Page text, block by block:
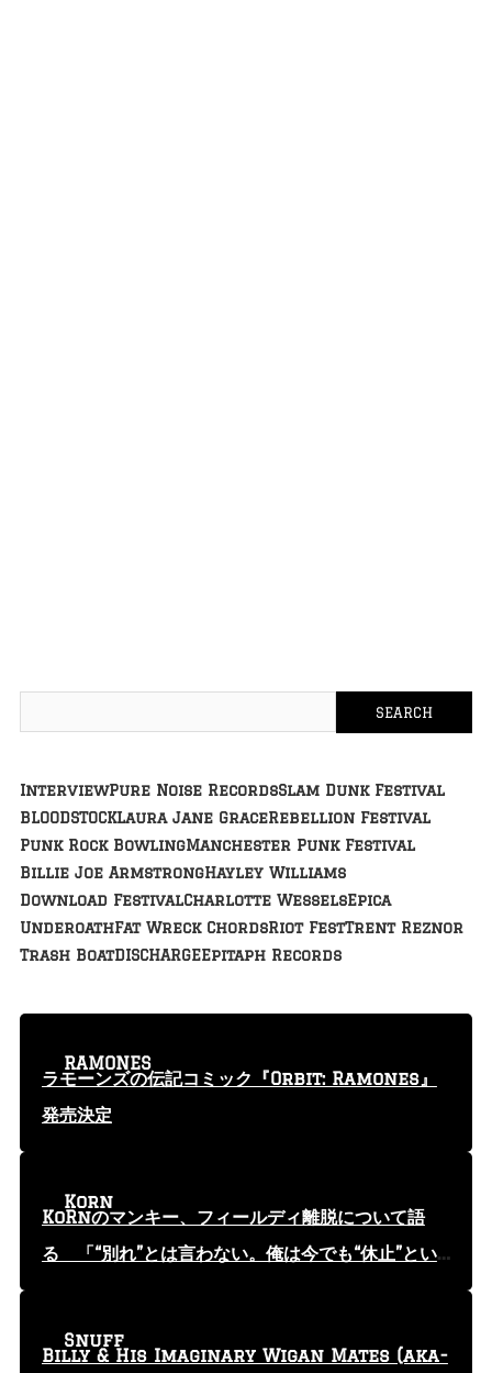
InterviewPure Noise RecordsSlam Dunk Festival
BLOODSTOCKLaura Jane GraceRebellion Festival
Punk Rock BowlingManchester Punk Festival
Billie Joe ArmstrongHayley Williams
Download FestivalCharlotte WesselsEpica
UnderoathFat Wreck ChordsRiot FestTrent Reznor
Trash BoatDISCHARGEEpitaph Records
ラモーンズの伝記コミック『Orbit: Ramones』
発売決定
RAMONES
KoRnのマンキー、フィールディ離脱について語
る 「“別れ”とは言わない。俺は今でも“休止”とい
Korn
Billy & His Imaginary Wigan Mates (aka-
Snuff